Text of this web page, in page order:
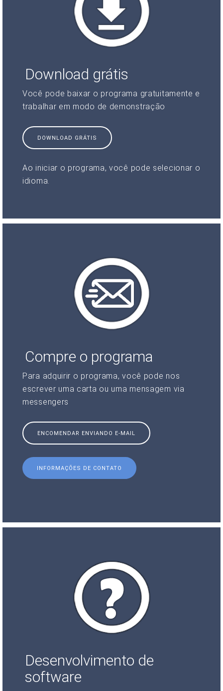
Download grátis
Você pode baixar o programa gratuitamente e
trabalhar em modo de demonstração
DOWNLOAD GRÁTIS
Ao iniciar o programa, você pode selecionar o
idioma.
Compre o programa
Para adquirir o programa, você pode nos
escrever uma carta ou uma mensagem via
messengers
ENCOMENDAR ENVIANDO E-MAIL
INFORMAÇÕES DE CONTATO
Desenvolvimento de
software